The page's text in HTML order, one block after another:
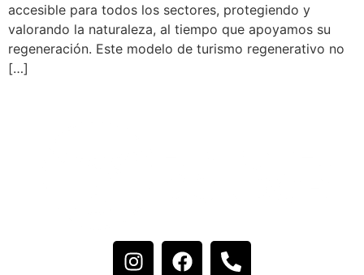
accesible para todos los sectores, protegiendo y
valorando la naturaleza, al tiempo que apoyamos su
regeneración. Este modelo de turismo regenerativo no
[…]